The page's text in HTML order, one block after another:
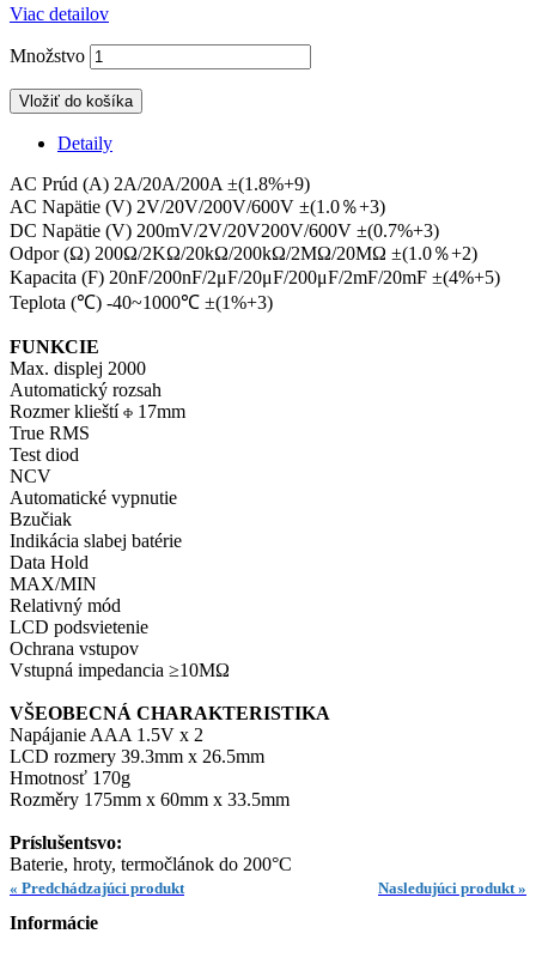
Viac detailov
Množstvo
Vložiť do košíka
Detaily
AC Prúd (A) 2A/20A/200A ±(1.8%+9)
AC Napätie (V) 2V/20V/200V/600V ±(1.0％+3)
DC Napätie (V) 200mV/2V/20V200V/600V ±(0.7%+3)
Odpor (Ω) 200Ω/2KΩ/20kΩ/200kΩ/2MΩ/20MΩ ±(1.0％+2)
Kapacita (F) 20nF/200nF/2μF/20μF/200μF/2mF/20mF ±(4%+5)
Teplota (℃) -40~1000℃ ±(1%+3)
FUNKCIE
Max. displej 2000
Automatický rozsah
Rozmer klieští Φ 17mm
True RMS
Test diod
NCV
Automatické vypnutie
Bzučiak
Indikácia slabej batérie
Data Hold
MAX/MIN
Relativný mód
LCD podsvietenie
Ochrana vstupov
Vstupná impedancia ≥10MΩ
VŠEOBECNÁ CHARAKTERISTIKA
Napájanie AAA 1.5V x 2
LCD rozmery 39.3mm x 26.5mm
Hmotnosť 170g
Rozměry 175mm x 60mm x 33.5mm
Príslušentsvo:
Baterie, hroty, termočlánok do 200°C
« Predchádzajúci produkt Nasledujúci produkt »
Informácie